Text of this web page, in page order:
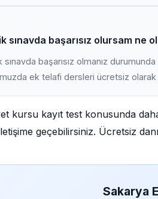
sınavda başarısız olursam ne
sınavda başarısız olmanız
ek telafi dersleri ücretsiz
kursu kayıt test konusunda
geçebilirsiniz. Ücretsiz
Sakarya